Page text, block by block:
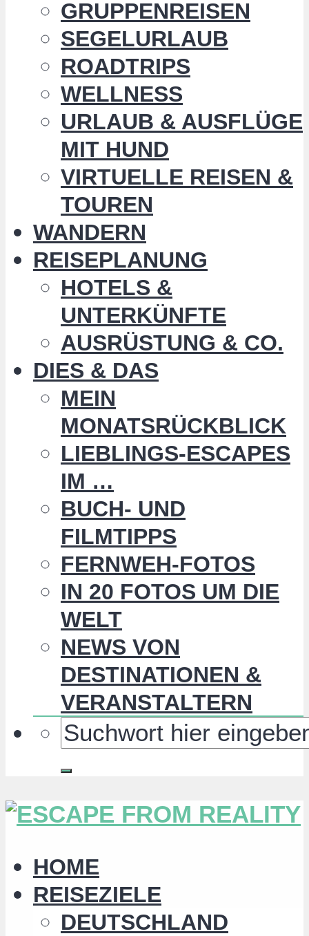
GRUPPENREISEN
SEGELURLAUB
ROADTRIPS
WELLNESS
URLAUB & AUSFLÜGE
MIT HUND
VIRTUELLE REISEN &
TOUREN
WANDERN
REISEPLANUNG
HOTELS &
UNTERKÜNFTE
AUSRÜSTUNG & CO.
DIES & DAS
MEIN
MONATSRÜCKBLICK
LIEBLINGS-ESCAPES
IM …
BUCH- UND
FILMTIPPS
FERNWEH-FOTOS
IN 20 FOTOS UM DIE
WELT
NEWS VON
DESTINATIONEN &
VERANSTALTERN
HOME
REISEZIELE
DEUTSCHLAND